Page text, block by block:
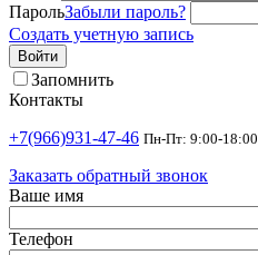
ПарольЗабыли пароль?
Создать учетную запись
Войти
Запомнить
Контакты
+7(966)931-47-46 Пн-Пт: 9:00-18:00
Заказать обратный звонок
Ваше имя
Телефон